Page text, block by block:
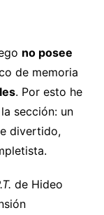
no posee
de memoria
. Por esto he
sección: un
divertido,
de Hideo